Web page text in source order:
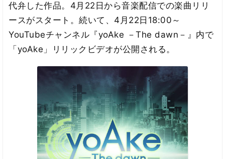
代弁した作品。4月22日から音楽配信での楽曲リリ
ースがスタート。続いて、4月22日18:00～
YouTubeチャンネル『yoAke －The dawn－』内で
「yoAke」リリックビデオが公開される。